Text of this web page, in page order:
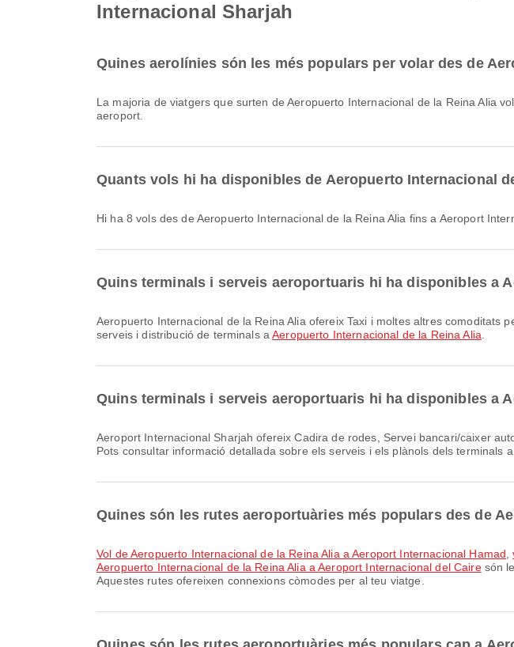
Internacional Sharjah
Quines aerolínies són les més populars per volar des de
La majoria de viatgers que surten de Aeropuerto Internacional de la Reina Alia
aeroport.
Quants vols hi ha disponibles de Aeropuerto Internacional
Hi ha 8 vols des de Aeropuerto Internacional de la Reina Alia fins a Aeroport
Quins terminals i serveis aeroportuaris hi ha disponibles a
Aeropuerto Internacional de la Reina Alia ofereix Taxi i moltes altres comoditats per millorar la teva experiència de viatge. Pots consultar informació detallada sobre
serveis i distribució de terminals aAeropuerto Internacional de la Reina Alia
Quins terminals i serveis aeroportuaris hi ha disponibles a
Aeroport Internacional Sharjah ofereix Cadira de rodes, Servei bancari/caixer automàtic, Menjador i moltes altres comoditats per millorar la teva experiència de viatge.
Pots consultar informació detallada sobre els serveis i els plànols dels terminals a
Quines són les rutes aeroportuàries més populars des de
vol de Aeropuerto Internacional de la Reina Alia a Aeroport Internacional Hamad ,
Aeropuerto Internacional de la Reina Alia a Aeroport Internacional del Cairesón
Aquestes rutes ofereixen connexions còmodes per al teu viatge.